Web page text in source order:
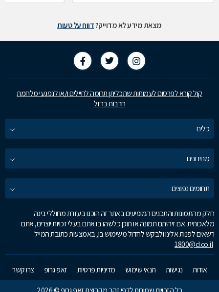
מצאת מידע לא מדוייק?דווח על טעות
קול קורא לפרסום לעמותות שתכליתן תרומה לחיילים ו/או לנפגעי מלחמת
חרבות ברזל
כלים
מחירונים
תחומים נפוצים
חלק מהתמונות והתכנים המופיעים באתר זה הוכנו בעזרת מחוללי בינה
מלאכותית. אם זיהיתם תמונה או תוכן כלשהו בו אתם בעלי זכויות יוצרים, אתם
רשאים לפנות אלינו ולבקש לחדול משימוש בו, באמצעות כתובת המייל
1800@d.co.il
אודות נגישות תנאי שימוש מדיניות פרטיות זאפ גרופ
צרו קשר